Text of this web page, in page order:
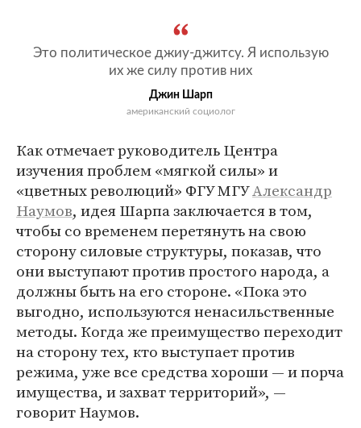
Это политическое джиу-джитсу. Я использую
их же силу против них
Джин Шарп
американский социолог
Как отмечает руководитель Центра
изучения проблем «мягкой силы» и
«цветных революций» ФГУ МГУАлександр
Наумов, идея Шарпа заключается в том,
чтобы со временем перетянуть на свою
сторону силовые структуры, показав, что
они выступают против простого народа, а
должны быть на его стороне. «Пока это
выгодно, используются ненасильственные
методы. Когда же преимущество переходит
на сторону тех, кто выступает против
режима, уже все средства хороши — и порча
имущества, и захват территорий», —
говорит Наумов.